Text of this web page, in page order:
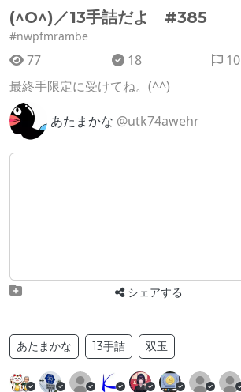
(^O^)／13手詰だよ #385
#nwpfmrambe
77 18 10
最終手限定に受けてね。(^^)
あたまかな @utk74awehr
シェアする
あたまかな 13手詰 双玉